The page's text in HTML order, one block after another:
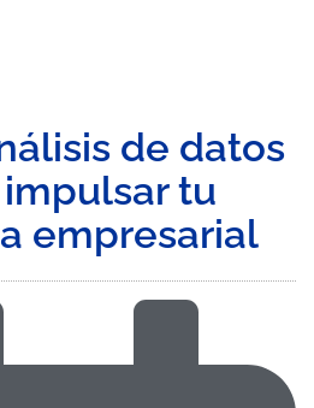
de datos
tu
empresarial